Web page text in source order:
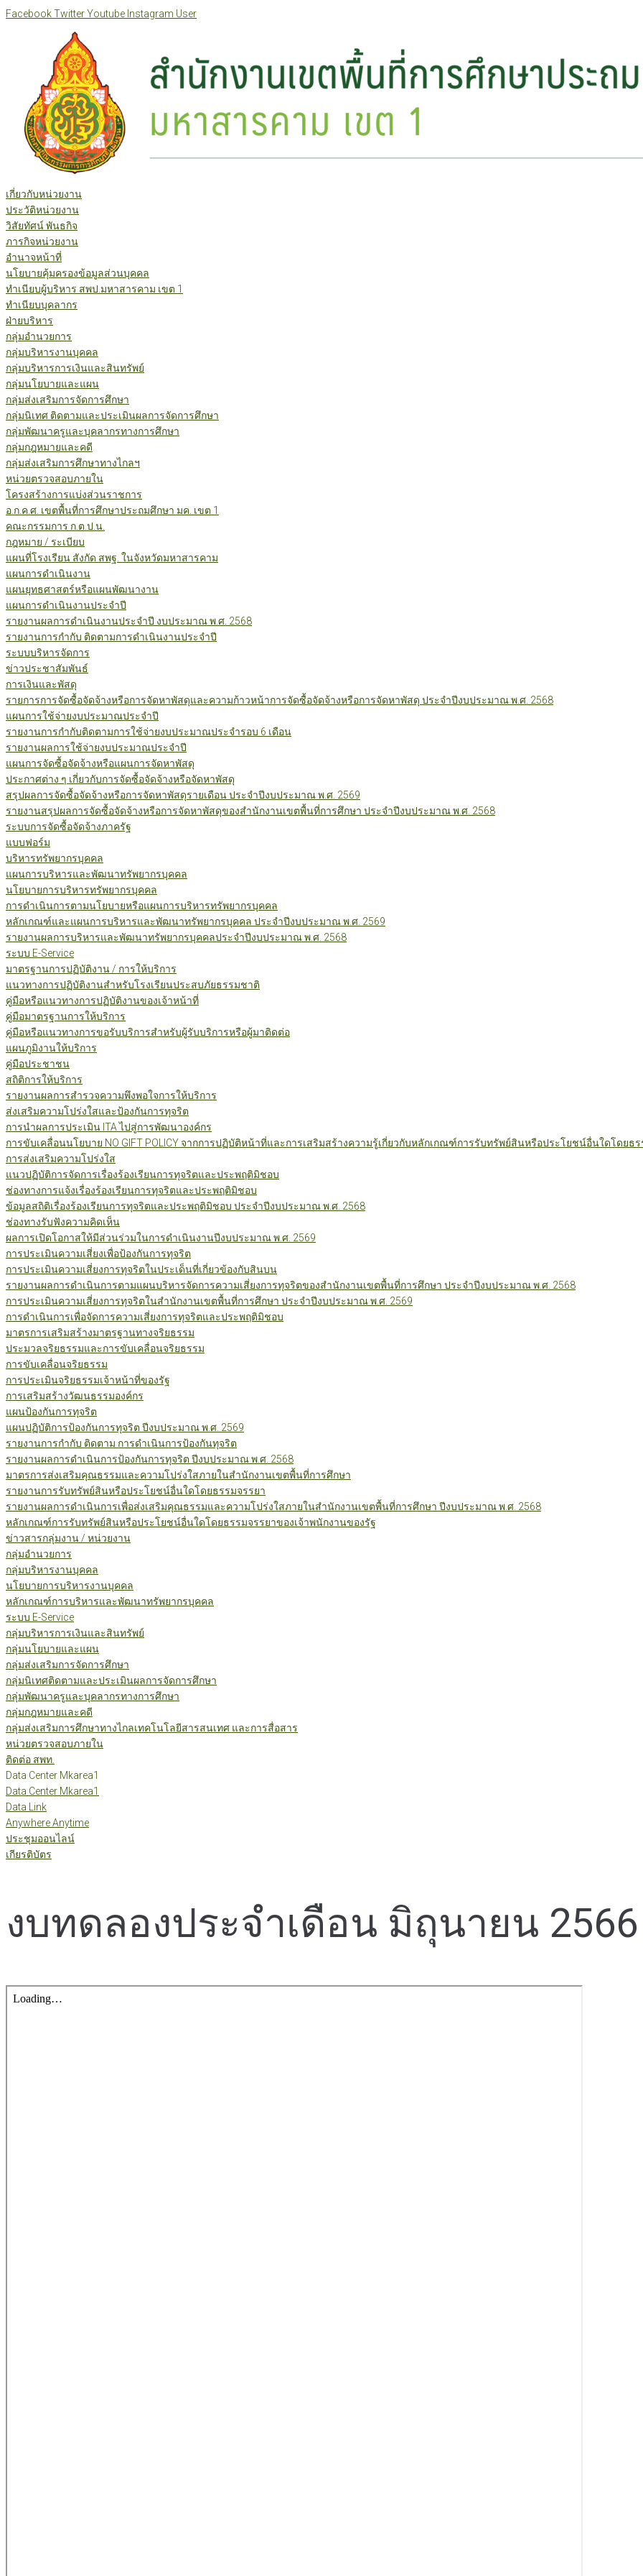
Skip
FacebookTwitterYoutube Instagram User
เกี่ยวกับหน่วยงาน
ประวัติหน่วยงาน
วิสัยทัศน์ พันธกิจ
ภารกิจหน่วยงาน
อำนาจหน้าที่
นโยบายคุ้มครองข้อมูลส่วนบุคคล
ทำเนียบผู้บริหาร สพป.มหาสารคาม เขต 1
ทำเนียบบุคลากร
ฝ่ายบริหาร
กลุ่มอำนวยการ
กลุ่มบริหารงานบุคคล
กลุ่มบริหารการเงินและสินทรัพย์
กลุ่มนโยบายและแผน
กลุ่มส่งเสริมการจัดการศึกษา
กลุ่มนิเทศ ติดตามและประเมินผลการจัดการศึกษา
กลุ่มพัฒนาครูและบุคลากรทางการศึกษา
กลุ่มกฎหมายและคดี
กลุ่มส่งเสริมการศึกษาทางไกลฯ
หน่วยตรวจสอบภายใน
โครงสร้างการแบ่งส่วนราชการ
อ.ก.ค.ศ. เขตพื้นที่การศึกษาประถมศึกษา มค. เขต 1
คณะกรรมการ ก.ต.ป.น.
กฎหมาย / ระเบียบ
แผนที่โรงเรียน สังกัด สพฐ. ในจังหวัดมหาสารคาม
แผนการดำเนินงาน
แผนยุทธศาสตร์หรือแผนพัฒนางาน
แผนการดำเนินงานประจำปี
รายงานผลการดำเนินงานประจำปี งบประมาณ พ.ศ. 2568
รายงานการกำกับ ติดตามการดำเนินงานประจำปี
ระบบบริหารจัดการ
ข่าวประชาสัมพันธ์
การเงินและพัสดุ
รายการการจัดซื้อจัดจ้างหรือการจัดหาพัสดุและความก้าวหน้าการจัดซื้อจัดจ้างหรือการจัดหาพัสดุ ประจำปีงบประมาณ พ.ศ. 2568
แผนการใช้จ่ายงบประมาณประจำปี
รายงานการกำกับติดตามการใช้จ่ายงบประมาณประจำรอบ 6 เดือน
รายงานผลการใช้จ่ายงบประมาณประจำปี
แผนการจัดซื้อจัดจ้างหรือแผนการจัดหาพัสดุ
ประกาศต่าง ๆ เกี่ยวกับการจัดซื้อจัดจ้างหรือจัดหาพัสดุ
สรุปผลการจัดซื้อจัดจ้างหรือการจัดหาพัสดุรายเดือน ประจำปีงบประมาณ พ.ศ. 2569
รายงานสรุปผลการจัดซื้อจัดจ้างหรือการจัดหาพัสดุของสำนักงานเขตพื้นที่การศึกษา ประจำปีงบประมาณ พ.ศ. 2568
ระบบการจัดซื้อจัดจ้างภาครัฐ
แบบฟอร์ม
บริหารทรัพยากรบุคคล
แผนการบริหารและพัฒนาทรัพยากรบุคคล
นโยบายการบริหารทรัพยากรบุคคล
การดำเนินการตามนโยบายหรือแผนการบริหารทรัพยากรบุคคล
หลักเกณฑ์และแผนการบริหารและพัฒนาทรัพยากรบุคคล ประจำปีงบประมาณ พ.ศ. 2569
รายงานผลการบริหารและพัฒนาทรัพยากรบุคคลประจำปีงบประมาณ พ.ศ. 2568
ระบบ E-Service
มาตรฐานการปฏิบัติงาน / การให้บริการ
แนวทางการปฏิบัติงานสำหรับโรงเรียนประสบภัยธรรมชาติ
คู่มือหรือแนวทางการปฏิบัติงานของเจ้าหน้าที่
คู่มือมาตรฐานการให้บริการ
คู่มือหรือแนวทางการขอรับบริการสำหรับผู้รับบริการหรือผู้มาติดต่อ
แผนภูมิงานให้บริการ
คู่มือประชาชน
สถิติการให้บริการ
รายงานผลการสำรวจความพึงพอใจการให้บริการ
ส่งเสริมความโปร่งใสและป้องกันการทุจริต
การนำผลการประเมิน ITA ไปสู่การพัฒนาองค์กร
การขับเคลื่อนนโยบาย NO GIFT POLICY จากการปฏิบัติหน้าที่และการเสริมสร้างความรู้เกี่ยวกับหลักเกณฑ์การรับทรัพย์สินหรือประโยชน์อื่นใดโดยธ
การส่งเสริมความโปร่งใส
แนวปฏิบัติการจัดการเรื่องร้องเรียนการทุจริตและประพฤติมิชอบ
ช่องทางการแจ้งเรื่องร้องเรียนการทุจริตและประพฤติมิชอบ
ข้อมูลสถิติเรื่องร้องเรียนการทุจริตและประพฤติมิชอบ ประจำปีงบประมาณ พ.ศ. 2568
ช่องทางรับฟังความคิดเห็น
ผลการเปิดโอกาสให้มีส่วนร่วมในการดำเนินงานปีงบประมาณ พ.ศ. 2569
การประเมินความเสี่ยงเพื่อป้องกันการทุจริต
การประเมินความเสี่ยงการทุจริตในประเด็นที่เกี่ยวข้องกับสินบน
รายงานผลการดำเนินการตามแผนบริหารจัดการความเสี่ยงการทุจริตของสำนักงานเขตพื้นที่การศึกษา ประจำปีงบประมาณ พ.ศ. 2568
การประเมินความเสี่ยงการทุจริตในสำนักงานเขตพื้นที่การศึกษา ประจำปีงบประมาณ พ.ศ. 2569
การดำเนินการเพื่อจัดการความเสี่ยงการทุจริตและประพฤติมิชอบ
มาตรการเสริมสร้างมาตรฐานทางจริยธรรม
ประมวลจริยธรรมและการขับเคลื่อนจริยธรรม
การขับเคลื่อนจริยธรรม
การประเมินจริยธรรมเจ้าหน้าที่ของรัฐ
การเสริมสร้างวัฒนธรรมองค์กร
แผนป้องกันการทุจริต
แผนปฏิบัติการป้องกันการทุจริต ปีงบประมาณ พ.ศ. 2569
รายงานการกำกับ ติดตาม การดำเนินการป้องกันทุจริต
รายงานผลการดำเนินการป้องกันการทุจริต ปีงบประมาณ พ.ศ. 2568
มาตรการส่งเสริมคุณธรรมและความโปร่งใสภายในสำนักงานเขตพื้นที่การศึกษา
รายงานการรับทรัพย์สินหรือประโยชน์อื่นใดโดยธรรมจรรยา
รายงานผลการดำเนินการเพื่อส่งเสริมคุณธรรมและความโปร่งใสภายในสำนักงานเขตพื้นที่การศึกษา ปีงบประมาณ พ.ศ. 2568
หลักเกณฑ์การรับทรัพย์สินหรือประโยชน์อื่นใดโดยธรรมจรรยาของเจ้าพนักงานของรัฐ
ข่าวสารกลุ่มงาน / หน่วยงาน
กลุ่มอำนวยการ
กลุ่มบริหารงานบุคคล
นโยบายการบริหารงานบุคคล
หลักเกณฑ์การบริหารและพัฒนาทรัพยากรบุคคล
ระบบ E-Service
กลุ่มบริหารการเงินและสินทรัพย์
กลุ่มนโยบายและแผน
กลุ่มส่งเสริมการจัดการศึกษา
กลุ่มนิเทศติดตามและประเมินผลการจัดการศึกษา
กลุ่มพัฒนาครูและบุคลากรทางการศึกษา
กลุ่มกฎหมายและคดี
กลุ่มส่งเสริมการศึกษาทางไกลเทคโนโลยีสารสนเทศ และการสื่อสาร
หน่วยตรวจสอบภายใน
ติดต่อ สพท.
Data Center Mkarea1
Data Center Mkarea1
Data Link
Anywhere Anytime
ประชุมออนไลน์
เกียรติบัตร
งบทดลองประจำเดือน มิถุนายน 2566